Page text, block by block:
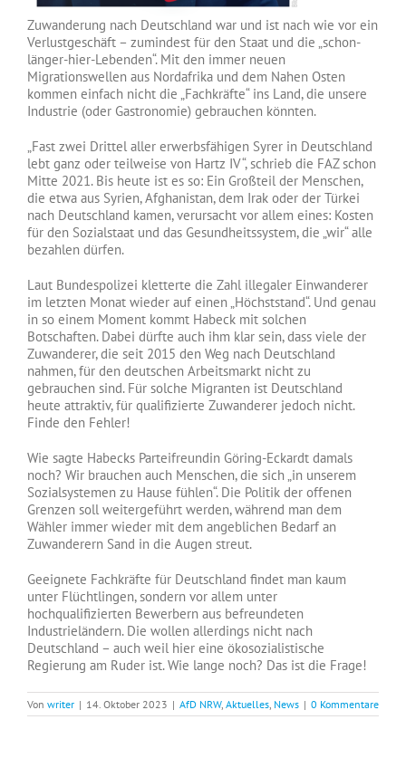
Zuwanderung nach Deutschland war und ist nach wie vor ein
Verlustgeschäft – zumindest für den Staat und die „schon-
länger-hier-Lebenden“. Mit den immer neuen
Migrationswellen aus Nordafrika und dem Nahen Osten
kommen einfach nicht die „Fachkräfte“ ins Land, die unsere
Industrie (oder Gastronomie) gebrauchen könnten.
„Fast zwei Drittel aller erwerbsfähigen Syrer in Deutschland
lebt ganz oder teilweise von Hartz IV“, schrieb die FAZ schon
Mitte 2021. Bis heute ist es so: Ein Großteil der Menschen,
die etwa aus Syrien, Afghanistan, dem Irak oder der Türkei
nach Deutschland kamen, verursacht vor allem eines: Kosten
für den Sozialstaat und das Gesundheitssystem, die „wir“ alle
bezahlen dürfen.
Laut Bundespolizei kletterte die Zahl illegaler Einwanderer
im letzten Monat wieder auf einen „Höchststand“. Und genau
in so einem Moment kommt Habeck mit solchen
Botschaften. Dabei dürfte auch ihm klar sein, dass viele der
Zuwanderer, die seit 2015 den Weg nach Deutschland
nahmen, für den deutschen Arbeitsmarkt nicht zu
gebrauchen sind. Für solche Migranten ist Deutschland
heute attraktiv, für qualifizierte Zuwanderer jedoch nicht.
Finde den Fehler!
Wie sagte Habecks Parteifreundin Göring-Eckardt damals
noch? Wir brauchen auch Menschen, die sich „in unserem
Sozialsystemen zu Hause fühlen“. Die Politik der offenen
Grenzen soll weitergeführt werden, während man dem
Wähler immer wieder mit dem angeblichen Bedarf an
Zuwanderern Sand in die Augen streut.
Geeignete Fachkräfte für Deutschland findet man kaum
unter Flüchtlingen, sondern vor allem unter
hochqualifizierten Bewerbern aus befreundeten
Industrieländern. Die wollen allerdings nicht nach
Deutschland – auch weil hier eine ökosozialistische
Regierung am Ruder ist. Wie lange noch? Das ist die Frage!
Von writer | 14. Oktober 2023 | AfD NRW, Aktuelles News | 0 Kommentare